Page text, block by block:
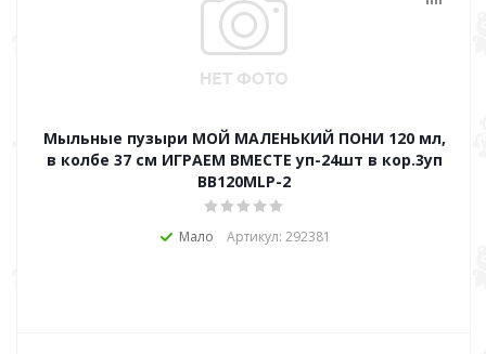
Мыльные пузыри МОЙ МАЛЕНЬКИЙ ПОНИ 120 мл,
в колбе 37 см ИГРАЕМ ВМЕСТЕ уп-24шт в кор.3уп
BB120MLP-2
Мало Артикул: 292381